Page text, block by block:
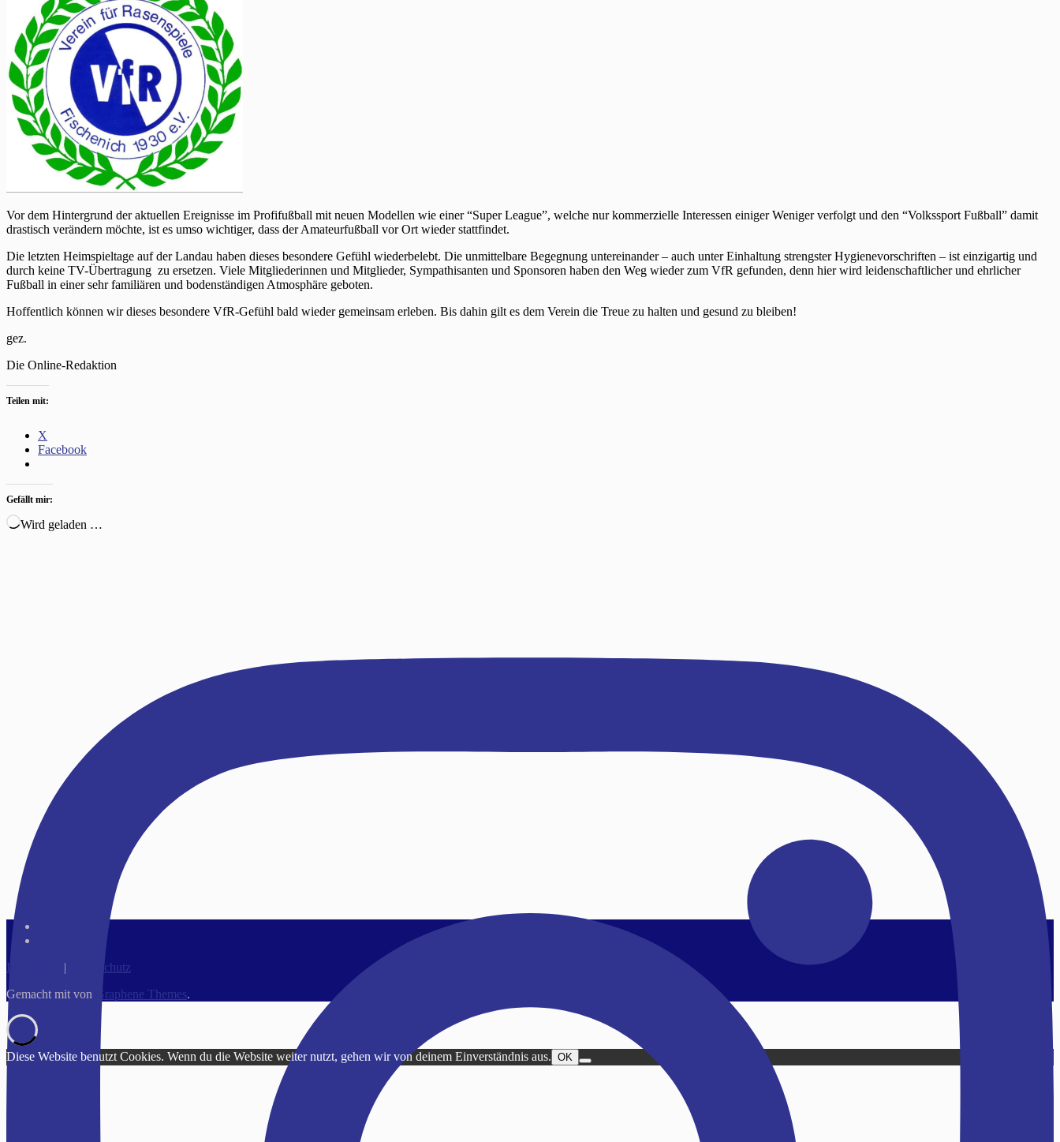
Vor dem Hintergrund der aktuellen Ereignisse im Profifußball mit neuen Modellen wie einer “Super League”, welche nur kommerzielle Interessen einiger Weniger verfolgt und den “Volkssport Fußball” damit
drastisch verändern möchte, ist es umso wichtiger, dass der Amateurfußball vor Ort wieder stattfindet.
Die letzten Heimspieltage auf der Landau haben dieses besondere Gefühl wiederbelebt. Die unmittelbare Begegnung untereinander – auch unter Einhaltung strengster Hygienevorschriften – ist einzigartig und
durch keine TV-Übertragung zu ersetzen. Viele Mitgliederinnen und Mitglieder, Sympathisanten und Sponsoren haben den Weg wieder zum VfR gefunden, denn hier wird leidenschaftlicher und ehrlicher
Fußball in einer sehr familiären und bodenständigen Atmosphäre geboten.
Hoffentlich können wir dieses besondere VfR-Gefühl bald wieder gemeinsam erleben. Bis dahin gilt es dem Verein die Treue zu halten und gesund zu bleiben!
gez.
Die Online-Redaktion
Teilen mit:
X
Facebook
Gefällt mir:
Wird geladen …
Impressum |
Datenschutz
Gemacht mit von Graphene Themes.
Diese Website benutzt Cookies. Wenn du die Website weiter nutzt, gehen wir von deinem Einverständnis aus. OK